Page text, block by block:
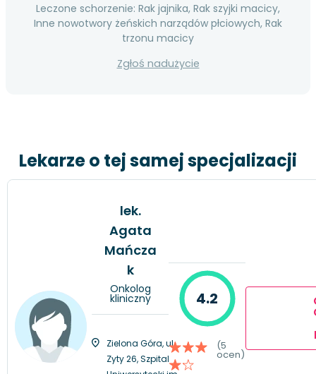
Leczone schorzenie: Rak jajnika, Rak szyjki macicy,
Inne nowotwory żeńskich narządów płciowych, Rak
trzonu macicy
Zgłoś nadużycie
Lekarze o tej samej specjalizacji
lek.
Agata
Mańcza
k
Onkolog
kliniczny
Zielona Góra, ul.
Zyty 26, Szpital
4.2
(5
ocen)